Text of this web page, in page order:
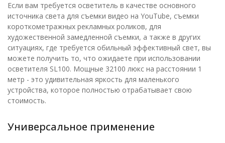
Если вам требуется осветитель в качестве основного
источника света для съемки видео на YouTube, съемки
короткометражных рекламных роликов, для
художественной замедленной съемки, а также в других
ситуациях, где требуется обильный эффективный свет, вы
можете получить то, что ожидаете при использовании
осветителя SL100. Мощные 32100 люкс на расстоянии 1
метр - это удивительная яркость для маленького
устройства, которое полностью отрабатывает свою
стоимость.
Универсальное применение